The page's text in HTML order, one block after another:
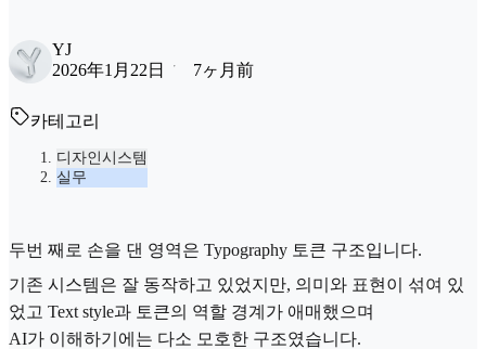
YJ
2026年1月22日
7ヶ月前
카테고리
디자인시스템
실무
두번 째로 손을 댄 영역은 Typography 토큰 구조입니다.
기존 시스템은 잘 동작하고 있었지만, 의미와 표현이 섞여 있
었고 Text style과 토큰의 역할 경계가 애매했으며
AI가 이해하기에는 다소 모호한 구조였습니다.